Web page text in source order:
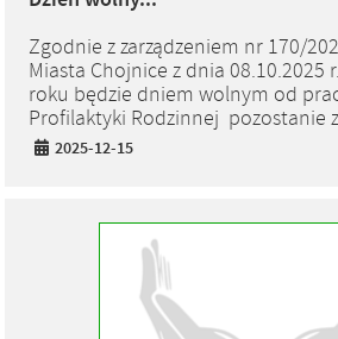
Zgodnie z zarządzeniem nr 170/
Miasta Chojnice z dnia 08.10.2025
roku będzie dniem wolnym od
Profilaktyki Rodzinnej pozostanie
2025-12-15